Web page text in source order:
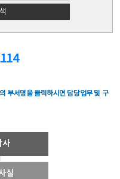
부서명을 클릭하시면 담당업무 및 구
사
실